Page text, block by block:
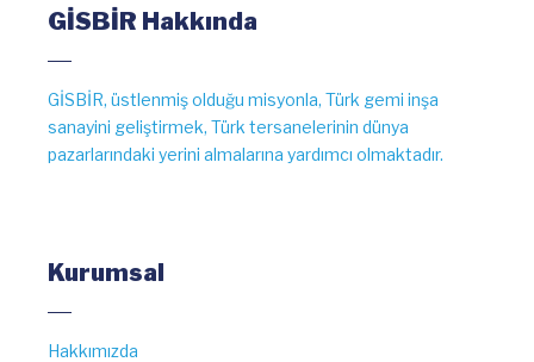
GİSBİR Hakkında
GİSBİR, üstlenmiş olduğu misyonla, Türk gemi inşa
sanayini geliştirmek, Türk tersanelerinin dünya
pazarlarındaki yerini almalarına yardımcı olmaktadır.
Kurumsal
Hakkımızda